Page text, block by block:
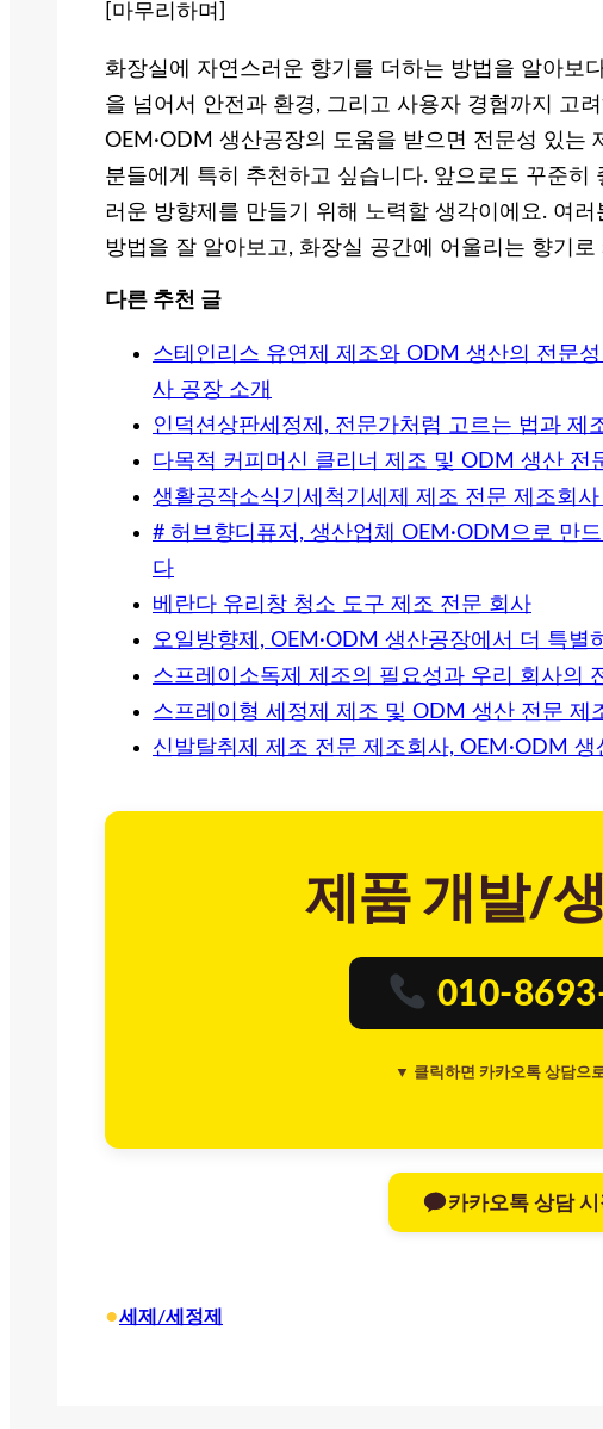
[마무리하며]
화장실에 자연스러운 향기를 더하는 방법을 알아보
을 넘어서 안전과 환경, 그리고 사용자 경험까지 고
OEM·ODM 생산공장의 도움을 받으면 전문성 있는
분들에게 특히 추천하고 싶습니다. 앞으로도 꾸준히
러운 방향제를 만들기 위해 노력할 생각이에요. 여
방법을 잘 알아보고, 화장실 공간에 어울리는 향기
다른 추천 글
스테인리스 유연제 제조와 ODM 생산의 전문
사 공장 소개
인덕션상판세정제, 전문가처럼 고르는 법과 제
다목적 커피머신 클리너 제조 및 ODM 생산 전
생활공작소식기세척기세제 제조 전문 제조회사
# 허브향디퓨저, 생산업체 OEM·ODM으로 만
다
베란다 유리창 청소 도구 제조 전문 회사
오일방향제, OEM·ODM 생산공장에서 더 특별
스프레이소독제 제조의 필요성과 우리 회사의
스프레이형 세정제 제조 및 ODM 생산 전문 제
신발탈취제 제조 전문 제조회사, OEM·ODM
제품 개발/
010-
▼ 클릭하면 카카오톡 상담으
카카오톡 상담 시
•세제/세정제